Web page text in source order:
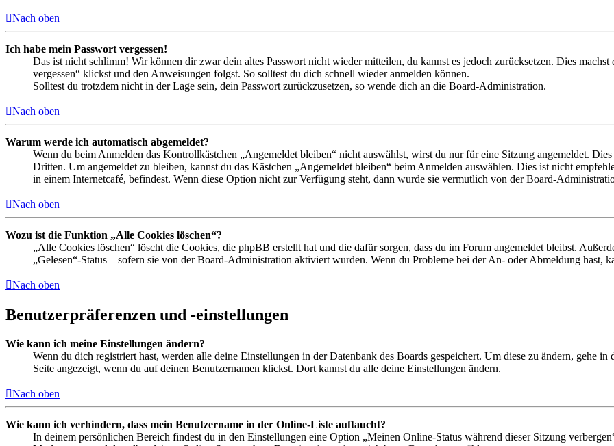
Nach oben
Ich habe mein Passwort vergessen!
Das ist nicht schlimm! Wir können dir zwar dein altes Passwort nicht wieder mitteilen, du kannst es jedoch zurücksetzen. Dies
vergessen“ klickst und den Anweisungen folgst. So solltest du dich schnell wieder anmelden können.
Solltest du trotzdem nicht in der Lage sein, dein Passwort zurückzusetzen, so wende dich an die Board-Administration.
Nach oben
Warum werde ich automatisch abgemeldet?
Wenn du beim Anmelden das Kontrollkästchen „Angemeldet bleiben“ nicht auswählst, wirst du nur für eine Sitzung angemeldet.
Dritten. Um angemeldet zu bleiben, kannst du das Kästchen „Angemeldet bleiben“ beim Anmelden auswählen. Dies ist nicht
in einem Internetcafé, befindest. Wenn diese Option nicht zur Verfügung steht, dann wurde sie vermutlich von der Board-
Nach oben
Wozu ist die Funktion „Alle Cookies löschen“?
„Alle Cookies löschen“ löscht die Cookies, die phpBB erstellt hat und die dafür sorgen, dass du im Forum angemeldet bleibst.
„Gelesen“-Status – sofern sie von der Board-Administration aktiviert wurden. Wenn du Probleme bei der An- oder Abmeldung hast,
Nach oben
Benutzerpräferenzen und -einstellungen
Wie kann ich meine Einstellungen ändern?
Wenn du dich registriert hast, werden alle deine Einstellungen in der Datenbank des Boards gespeichert. Um diese zu ändern, gehe
Seite angezeigt, wenn du auf deinen Benutzernamen klickst. Dort kannst du alle deine Einstellungen ändern.
Nach oben
Wie kann ich verhindern, dass mein Benutzername in der Online-Liste auftaucht?
In deinem persönlichen Bereich findest du in den Einstellungen eine Option „Meinen Online-Status während dieser Sitzung